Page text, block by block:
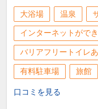
並み地区では、
ェを楽しめます
設定期間：2026
30日
インターネット
17531630
０分
島根県松江市と
全国で７番目に
夕日は『日本の
ています。また
くさん取れるこ
事に、是非しじ
ださい。
●１台７００円 ／
※先着順（途中入
す。満車の場合
致します。
※駐輪場はござい
大浴場 温泉
インターネットがで
バリアフリートイレ
有料駐車場 旅館
口コミを見る